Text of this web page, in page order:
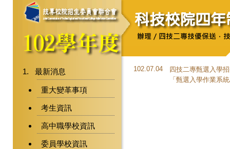
最新消息
重大變革事項
考生資訊
高中職學校資訊
委員學校資訊
102.07.04
四技二專甄選入學
「 甄選入學作業系